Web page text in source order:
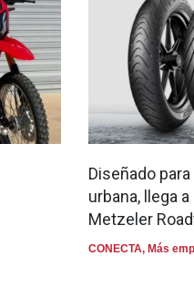
Diseñado
urbana, llega
Metzeler
CONECTA, Más